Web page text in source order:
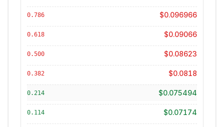
0.786 $0.096966
0.618 $0.09066
0.500 $0.08623
0.382 $0.0818
0.214 $0.075494
0.114 $0.07174